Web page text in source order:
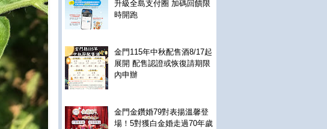
升級全島支付圈 加碼回饋限
時開跑
金門115年中秋配售酒8/17起
展開 配售認證或恢復請期限
內申辦
金門金鑽婚79對表揚溫馨登
場！5對獲白金婚走過70年歲